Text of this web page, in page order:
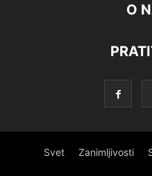
O
Svet Zanimljivosti